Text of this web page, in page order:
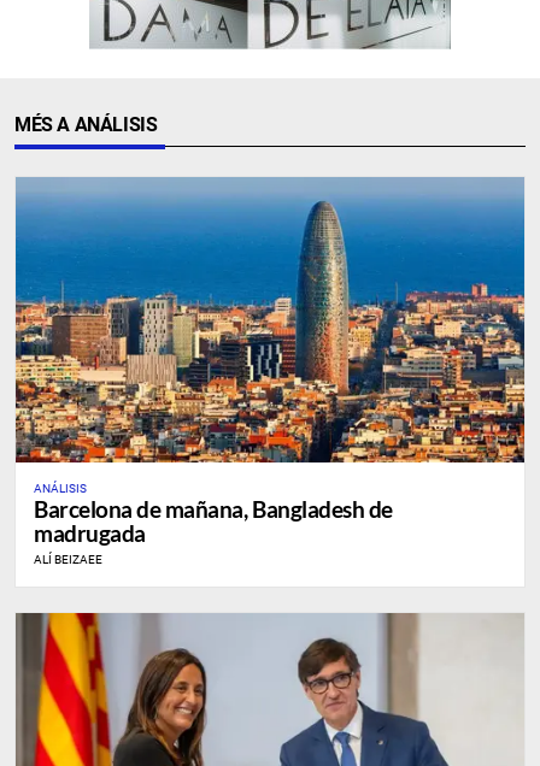
MÉS A ANÁLISIS
ANÁLISIS
Barcelona de mañana, Bangladesh de
madrugada
ALÍ BEIZAEE